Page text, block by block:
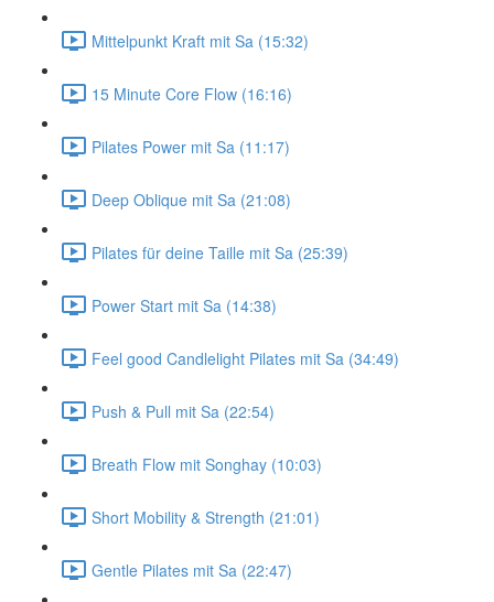
Mittelpunkt Kraft mit Sa (15:32)
15 Minute Core Flow (16:16)
Pilates Power mit Sa (11:17)
Deep Oblique mit Sa (21:08)
Pilates für deine Taille mit Sa (25:39)
Power Start mit Sa (14:38)
Feel good Candlelight Pilates mit Sa (34:49)
Push & Pull mit Sa (22:54)
Breath Flow mit Songhay (10:03)
Short Mobility & Strength (21:01)
Gentle Pilates mit Sa (22:47)